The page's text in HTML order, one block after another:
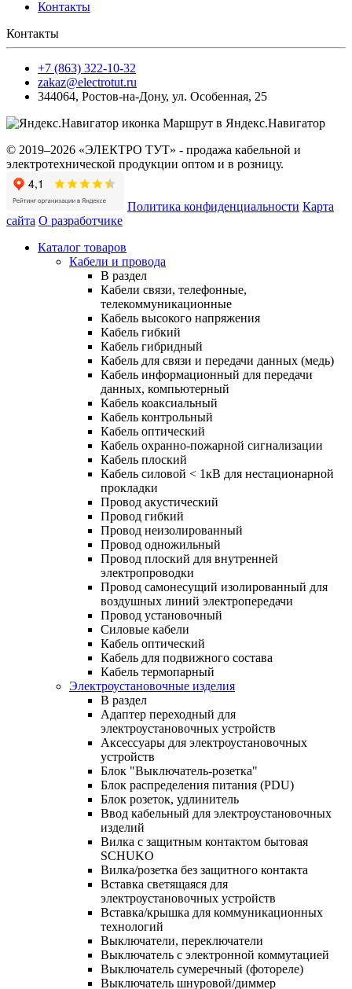
Контакты
Контакты
+7 (863) 322-10-32
zakaz@electrotut.ru
344064, Ростов-на-Дону, ул. Особенная, 25
Маршрут в Яндекс.Навигатор
© 2019–2026 «ЭЛЕКТРО ТУТ» - продажа кабельной и
электротехнической продукции оптом и в розницу.
Политика конфиденциальности Карта
сайта О разработчике
Каталог товаров
Кабели и провода
В раздел
Кабели связи, телефонные,
телекоммуникационные
Кабель высокого напряжения
Кабель гибкий
Кабель гибридный
Кабель для связи и передачи данных (медь)
Кабель информационный для передачи
данных, компьютерный
Кабель коаксиальный
Кабель контрольный
Кабель оптический
Кабель охранно-пожарной сигнализации
Кабель плоский
Кабель силовой < 1кВ для нестационарной
прокладки
Провод акустический
Провод гибкий
Провод неизолированный
Провод одножильный
Провод плоский для внутренней
электропроводки
Провод самонесущий изолированный для
воздушных линий электропередачи
Провод установочный
Силовые кабели
Кабель оптический
Кабель для подвижного состава
Кабель термопарный
Электроустановочные изделия
В раздел
Адаптер переходный для
электроустановочных устройств
Аксессуары для электроустановочных
устройств
Блок "Выключатель-розетка"
Блок распределения питания (PDU)
Блок розеток, удлинитель
Ввод кабельный для электроустановочных
изделий
Вилка с защитным контактом бытовая
SCHUKO
Вилка/розетка без защитного контакта
Вставка светящаяся для
электроустановочных устройств
Вставка/крышка для коммуникационных
технологий
Выключатели, переключатели
Выключатель с электронной коммутацией
Выключатель сумеречный (фотореле)
Выключатель шнуровой/диммер